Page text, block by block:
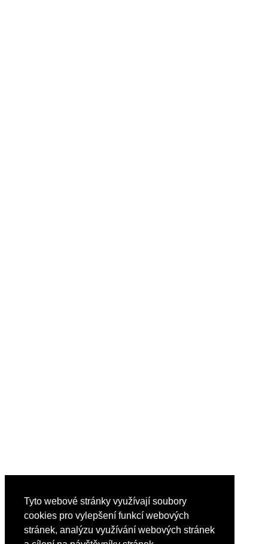
Tyto webové stránky využívají soubory
cookies pro vylepšení funkcí webových
stránek, analýzu využívání webových stránek